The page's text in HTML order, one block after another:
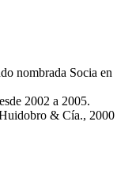
nombrada Socia en
2002 a 2005.
& Cía., 2000